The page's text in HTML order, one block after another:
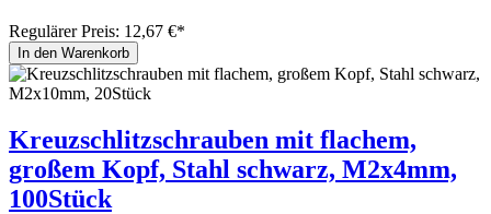
Regulärer Preis: 12,67 €*
In den Warenkorb
Kreuzschlitzschrauben mit flachem,
großem Kopf, Stahl schwarz, M2x4mm,
100Stück